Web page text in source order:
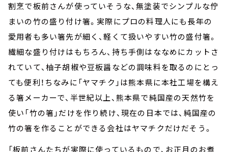
割烹で板前さんが使っていそうな、無塗装でシンプルな佇
まいの竹の盛り付け箸。実際にプロの料理人にも長年の
愛用者も多い箸先が細く、軽くて扱いやすい竹の盛付箸。
繊細な盛り付けはもちろん、持ち手側はななめにカットさ
れていて、柚子胡椒や豆板醤などの調味料を取るのにとっ
ても便利！ちなみに「ヤマチク」は熊本県に本社工場を構え
る箸メーカーで、半世紀以上、熊本県で純国産の天然竹を
使い「竹の箸」だけを作り続け、現在の日本では、純国産の
竹の箸を作ることができる会社はヤマチクだけだそう。
「板前さんたちが実際に使っているもので、お正月のお煮